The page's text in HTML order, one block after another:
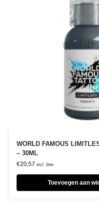
WORLD FAMOUS
– 30ML
€20,57 incl. btw
Toevoegen aan